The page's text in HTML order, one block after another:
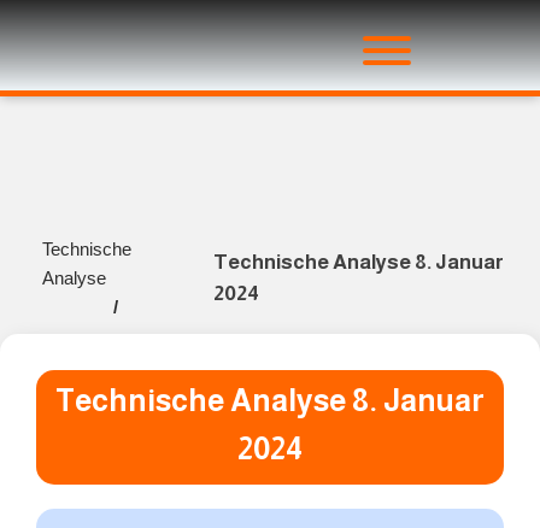
Technische
Analyse
/
Technische Analyse 8. Januar
2024
Technische Analyse 8. Januar
2024